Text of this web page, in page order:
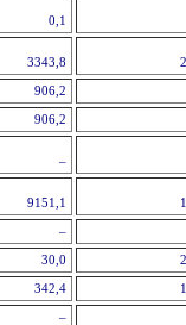
0,1
3343,8
906,2
906,2
–
9151,1
–
30,0
342,4
–